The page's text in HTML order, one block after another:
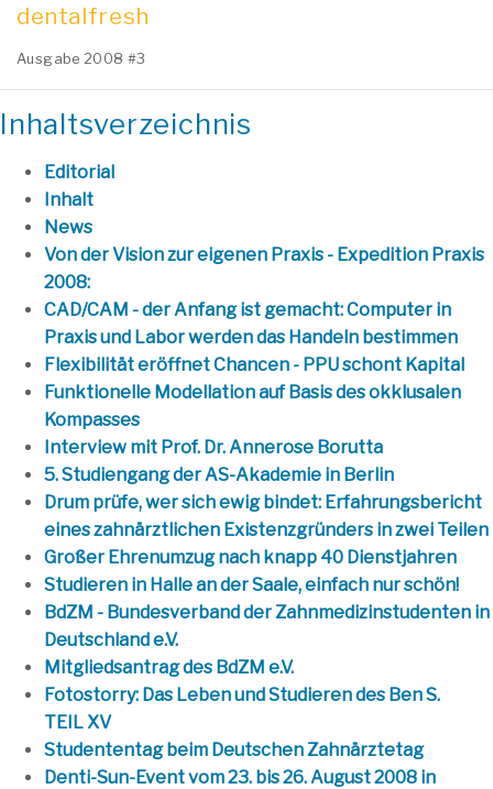
dentalfresh
Ausgabe 2008 #3
Inhaltsverzeichnis
Editorial
Inhalt
News
Von der Vision zur eigenen Praxis - Expedition Praxis
2008:
CAD/CAM - der Anfang ist gemacht: Computer in
Praxis und Labor werden das Handeln bestimmen
Flexibilität eröffnet Chancen - PPU schont Kapital
Funktionelle Modellation auf Basis des okklusalen
Kompasses
Interview mit Prof. Dr. Annerose Borutta
5. Studiengang der AS-Akademie in Berlin
Drum prüfe, wer sich ewig bindet: Erfahrungsbericht
eines zahnärztlichen Existenzgründers in zwei Teilen
Großer Ehrenumzug nach knapp 40 Dienstjahren
Studieren in Halle an der Saale, einfach nur schön!
BdZM - Bundesverband der Zahnmedizinstudenten in
Deutschland e.V.
Mitgliedsantrag des BdZM e.V.
Fotostorry: Das Leben und Studieren des Ben S.
TEIL XV
Studententag beim Deutschen Zahnärztetag
Denti-Sun-Event vom 23. bis 26. August 2008 in